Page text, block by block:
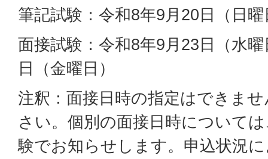
筆記試験：令和8年9月20日（日曜
面接試験：令和8年9月23日（水
日（金曜日）
注釈：面接日時の指定はできま
さい。個別の面接日時について
験でお知らせします。申込状況